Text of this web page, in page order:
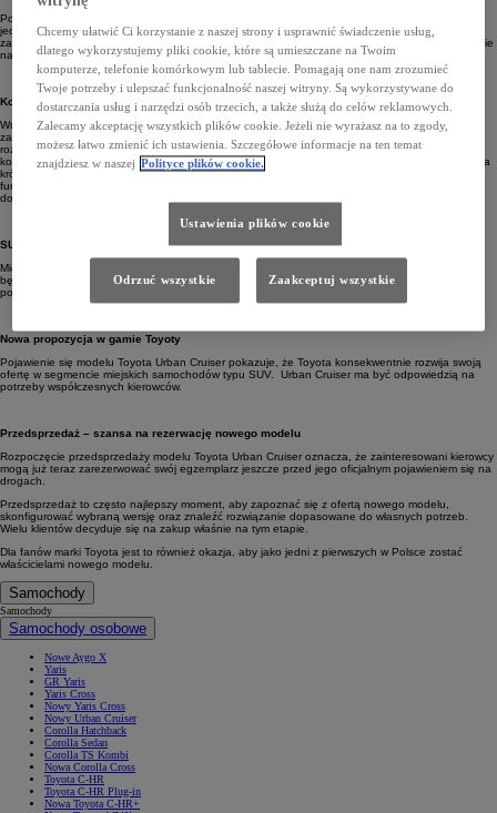
Podwyższona sylwetka SUV-a sprawia, że auto prezentuje się solidnie i nowocześnie, a
jednocześnie zachowuje kompaktowe proporcje, które są szczególnie ważne podczas jazdy w
zatłoczonych miastach. Tego typu konstrukcja pozwala na wygodne manewrowanie i parkowanie
nawet w ograniczonej przestrzeni.
Komfortowe i funkcjonalne wnętrze
Wnętrze modelu Toyota Urban Cruiser zostało zaprojektowane tak, aby zapewnić wygodę
zarówno kierowcy, jak i pasażerom. Ergonomiczny kokpit, czytelne wskaźniki oraz nowoczesne
rozwiązania multimedialne mają sprawić, że codzienna jazda stanie się jeszcze bardziej
komfortowa. W kabinie znajdziemy przestrzeń, która pozwala wygodnie podróżować zarówno na
krótkich trasach w mieście, jak i podczas dłuższych wyjazdów.
funkcjonalność przestrzeni bagażowej oraz możliwość elastycznego wykorzystania wnętrza, co
docenią osoby prowadzące aktywny tryb życia.
SUV stworzony z myślą o codziennym użytkowaniu
Miejskie SUV-y rozwijają się bardzo dynamicznie. Kierowcy oczekują dziś samochodów, które
będą łączyć stylowy wygląd z praktycznością i komfortem jazdy. Model Toyota Urban Cruiser
powstał właśnie z myślą o takich potrzebach.
Nowa propozycja w gamie Toyoty
Pojawienie się modelu Toyota Urban Cruiser pokazuje, że Toyota konsekwentnie rozwija swoją
ofertę w segmencie miejskich samochodów typu SUV.
Urban Cruiser ma być odpowiedzią na
potrzeby współczesnych kierowców.
Przedsprzedaż – szansa na rezerwację nowego modelu
Rozpoczęcie przedsprzedaży modelu Toyota Urban Cruiser oznacza, że zainteresowani kierowcy
mogą już teraz zarezerwować swój egzemplarz jeszcze przed jego oficjalnym pojawieniem się na
drogach.
Przedsprzedaż to często najlepszy moment, aby zapoznać się z ofertą nowego modelu,
skonfigurować wybraną wersję oraz znaleźć rozwiązanie dopasowane do własnych potrzeb.
Wielu klientów decyduje się na zakup właśnie na tym etapie.
Dla fanów marki Toyota jest to również okazja, aby jako jedni z pierwszych w Polsce zostać
właścicielami nowego modelu.
Samochody
Samochody
Samochody osobowe
Nowe Aygo X
Yaris
GR Yaris
Yaris Cross
Nowy Yaris Cross
Nowy Urban Cruiser
Corolla Hatchback
Corolla Sedan
Corolla TS Kombi
Nowa Corolla Cross
Toyota C-HR
Toyota C-HR Plug-in
Nowa Toyota C-HR+
Chcemy ułatwić Ci korzystanie z naszej strony i usprawnić świadczenie usług,
dlatego wykorzystujemy pliki cookie, które są umieszczane na Twoim
komputerze, telefonie komórkowym lub tablecie. Pomagają one nam zrozumieć
Twoje potrzeby i ulepszać funkcjonalność naszej witryny. Są wykorzystywane do
dostarczania usług i narzędzi osób trzecich, a także służą do celów reklamowych.
Zalecamy akceptację wszystkich plików cookie. Jeżeli nie wyrażasz na to zgody,
możesz łatwo zmienić ich ustawienia. Szczegółowe informacje na ten temat
znajdziesz w naszej Polityce plików cookie.
Ustawienia plików cookie
Odrzuć wszystkie Zaakceptuj wszystkie